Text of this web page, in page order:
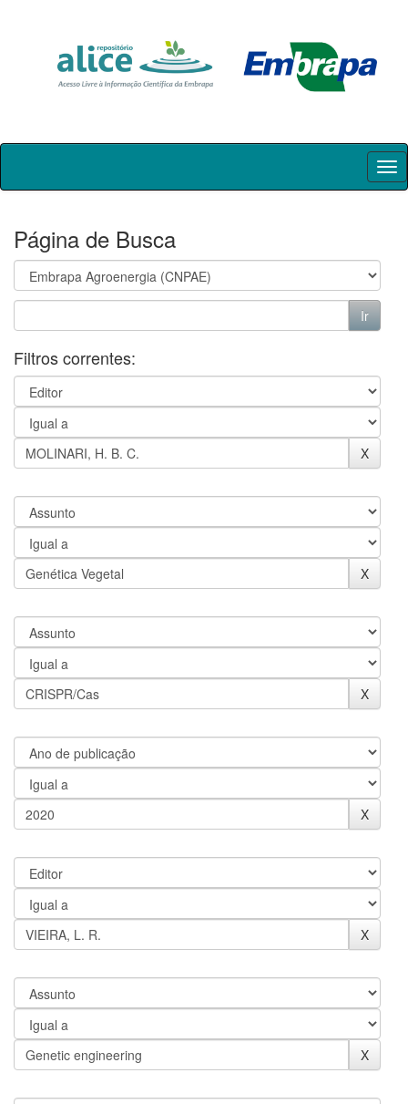
Skip
Página de Busca
Filtros correntes: